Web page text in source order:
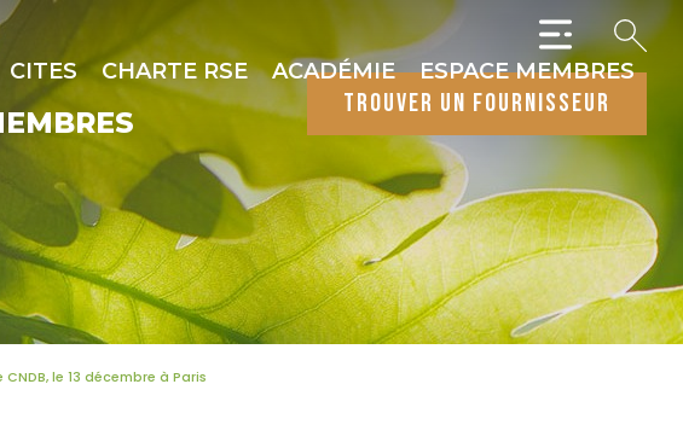
CITES CHARTE RSE ACADÉMIE ESPACE MEMBRES
trouver un fournisseur
le 13 décembre à Paris